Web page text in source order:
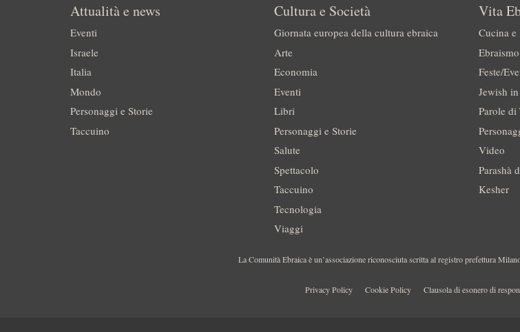
Attualità e news
Eventi
Israele
Italia
Mondo
Personaggi e Storie
Taccuino
Cultura e Società
Giornata europea della cultura ebraica
Arte
Economia
Eventi
Libri
Personaggi e Storie
Salute
Spettacolo
Taccuino
Tecnologia
Viaggi
Vita
Cucina e
Ebraismo
Feste/
Jewish
Parole di
Video
Parashà
Kesher
La Comunità Ebraica è un’associazione riconosciuta scritta al registro prefettura
Privacy Policy Cookie Policy Clausola di esonero di